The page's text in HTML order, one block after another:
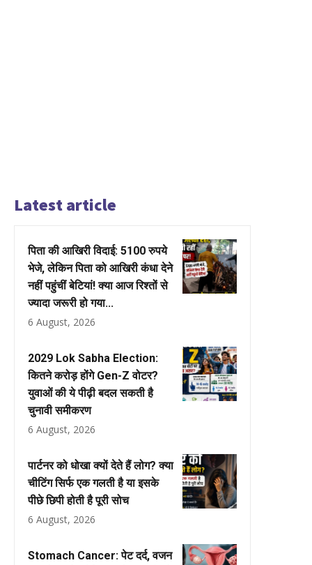
Latest article
पिता की आखिरी विदाई: 5100 रुपये
भेजे, लेकिन पिता को आखिरी कंधा देने
नहीं पहुंचीं बेटियां! क्या आज रिश्तों से
ज्यादा जरूरी हो गया...
6 August, 2026
2029 Lok Sabha Election:
कितने करोड़ होंगे Gen-Z वोटर?
युवाओं की ये पीढ़ी बदल सकती है
चुनावी समीकरण
6 August, 2026
पार्टनर को धोखा क्यों देते हैं लोग? क्या
चीटिंग सिर्फ एक गलती है या इसके
पीछे छिपी होती है पूरी सोच
6 August, 2026
Stomach Cancer: पेट दर्द, वजन